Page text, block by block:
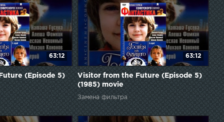
63:12
(Episode 5)
63:12
Visitor from the Future (Episode 5)
(1985) movie
Замена фильтра